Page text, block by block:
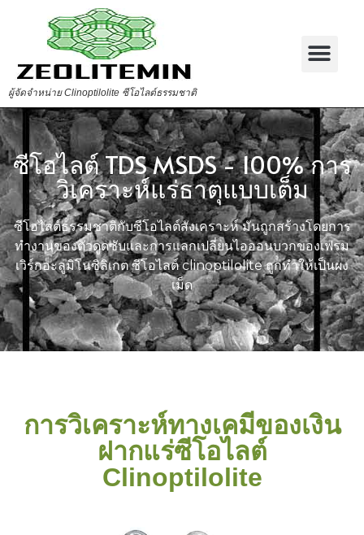
ผู้จัดจำหน่าย Clinoptilolite ซีโอไลต์ธรรมชาติ
ซีโอไลต์ TDS MSDS - 100% การ
วิเคราะห์แร่ธาตุแบบเต็ม
ซีโอไลต์ธรรมชาติกับซีโอไลต์สังเคราะห์ มันถูกสร้างโดยการ
ทำงานของตัวดูดซับและการแลกเปลี่ยนไอออนบวกของเฟรม
เวิร์กอะลูมิโนซิลิเกต ซีโอไลต์ clinoptilolite ถูกทำให้เป็นผง
เม็ด
การวิเคราะห์ทางเคมีของเงิน
ฝากแร่ซีโอไลต์
Clinoptilolite